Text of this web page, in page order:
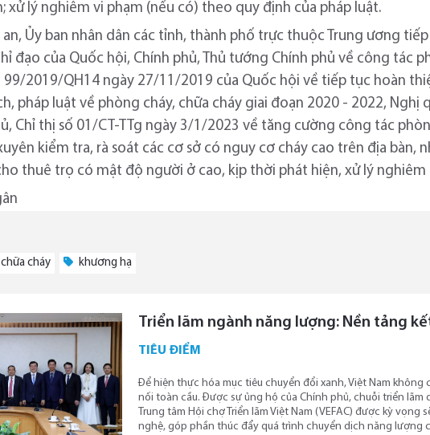
xử lý nghiêm vi phạm (nếu có) theo quy định của pháp luật.
an, Ủy ban nhân dân các tỉnh, thành phố trực thuộc Trung ương
đạo của Quốc hội, Chính phủ, Thủ tướng Chính phủ về công tác
99/2019/QH14 ngày 27/11/2019 của Quốc hội về tiếp tục hoàn
pháp luật về phòng cháy, chữa cháy giai đoạn 2020 - 2022,
Chỉ thị số 01/CT-TTg ngày 3/1/2023 về tăng cường công tác
kiểm tra, rà soát các cơ sở có nguy cơ cháy cao trên địa bàn,
thuê trọ có mật độ người ở cao, kịp thời phát hiện, xử lý
cháy khương hạ
Triển lãm ngành năng lượng: Nền tảng
TIÊU ĐIỂM
Để hiện thực hóa mục tiêu chuyển đổi xanh, Việt Nam
nối toàn cầu. Được sự ủng hộ của Chính phủ, chuỗi triển
Trung tâm Hội chợ Triển lãm Việt Nam (VEFAC) được kỳ
nghệ, góp phần thúc đẩy quá trình chuyển dịch năng lượng